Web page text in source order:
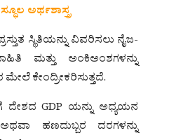
ಅರ್ಥಶಾಸ್ತ್ರ
ಸ್ಥಿತಿಯನ್ನು ವಿವರಿಸಲು ನೈಜ-
ಮತ್ತು ಅಂಕಿಅಂಶಗಳನ್ನು
ಮೇಲೆ ಕೇಂದ್ರೀಕರಿಸುತ್ತದೆ.
GDP ಯನ್ನು ಅಧ್ಯಯನ
ಹಣದುಬ್ಬರ ದರಗಳನ್ನು